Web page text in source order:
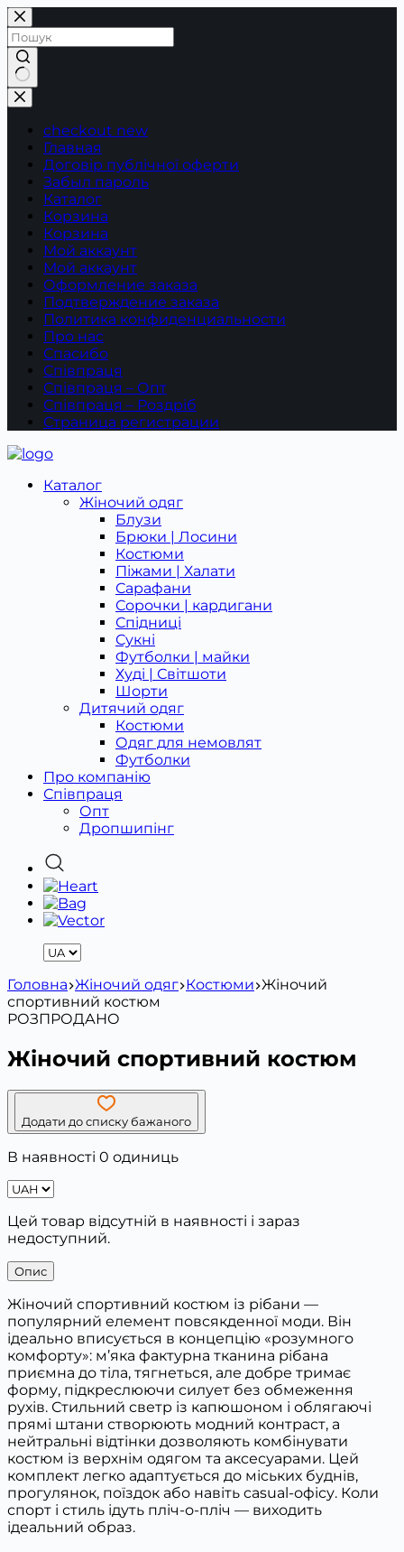
Перейти
до
вмісту
Немає
результатів
checkout new
Главная
Договір публічної оферти
Забыл пароль
Каталог
Корзина
Корзина
Мой аккаунт
Мой аккаунт
Оформление заказа
Подтверждение заказа
Политика конфиденциальности
Про нас
Спасибо
Співпраця
Співпраця – Опт
Співпраця – Роздріб
Страница регистрации
Каталог
Жіночий одяг
Блузи
Брюки | Лосини
Костюми
Піжами | Халати
Сарафани
Сорочки | кардигани
Спідниці
Сукні
Футболки | майки
Худі | Світшоти
Шорти
Дитячий одяг
Костюми
Одяг для немовлят
Футболки
Про компанію
Співпраця
Опт
Дропшипінг
Головна Жіночий одяг Костюми Жіночий
спортивний костюм
РОЗПРОДАНО
Жіночий спортивний костюм
Додати до списку бажаного
В наявності 0 одиниць
Цей товар відсутній в наявності і зараз
недоступний.
Опис
Жіночий спортивний костюм із рібани —
популярний елемент повсякденної моди. Він
ідеально вписується в концепцію «розумного
комфорту»: м’яка фактурна тканина рібана
приємна до тіла, тягнеться, але добре тримає
форму, підкреслюючи силует без обмеження
рухів. Стильний светр із капюшоном і облягаючі
прямі штани створюють модний контраст, а
нейтральні відтінки дозволяють комбінувати
костюм із верхнім одягом та аксесуарами. Цей
комплект легко адаптується до міських буднів,
прогулянок, поїздок або навіть casual-офісу. Коли
спорт і стиль ідуть пліч-о-пліч — виходить
ідеальний образ.